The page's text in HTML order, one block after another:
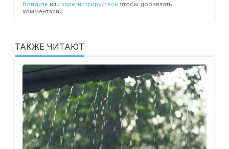
Войдите или зарегистрируйтесь чтобы добавлять
комментарии
ТАКЖЕ ЧИТАЮТ